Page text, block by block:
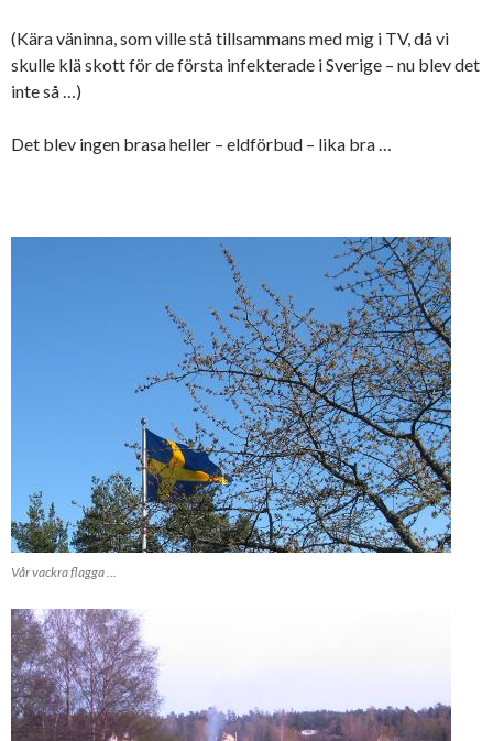
(Kära väninna, som ville stå tillsammans med mig i TV, då vi
skulle klä skott för de första infekterade i Sverige – nu blev det
inte så …)
Det blev ingen brasa heller – eldförbud – lika bra …
Vår vackra flagga ...